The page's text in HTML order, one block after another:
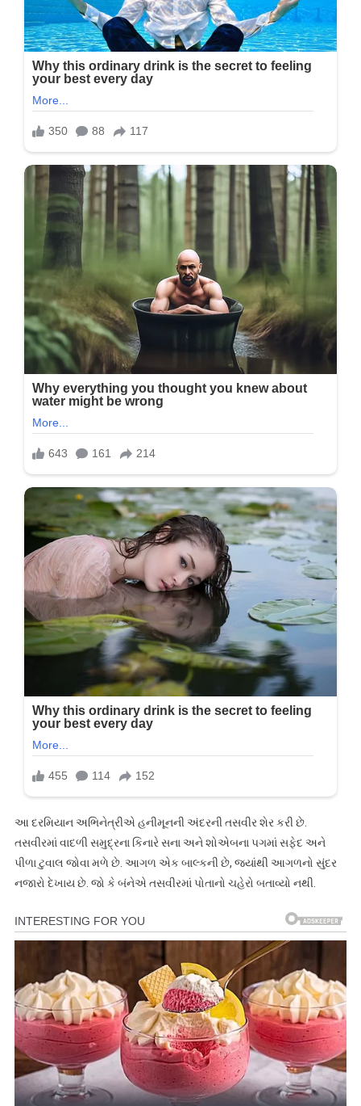
આ દરમિયાન અભિનેત્રીએ હનીમૂનની અંદરની તસવીર શેર કરી છે.
તસવીરમાં વાદળી સમુદ્રના કિનારે સના અને શોએબના પગમાં સફેદ અને
પીળા ટુવાલ જોવા મળે છે. આગળ એક બાલ્કની છે, જ્યાંથી આગળનો સુંદર
નજારો દેખાય છે. જો કે બંનેએ તસવીરમાં પોતાનો ચહેરો બતાવ્યો નથી.